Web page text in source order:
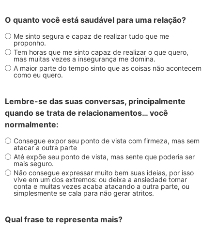
O quanto você está saudável para uma relação?
Me sinto segura e capaz de realizar tudo que me
proponho.
Tem horas que me sinto capaz de realizar o que quero,
mas muitas vezes a insegurança me domina.
A maior parte do tempo sinto que as coisas não acontecem
como eu quero.
Lembre-se das suas conversas, principalmente
quando se trata de relacionamentos… você
normalmente:
Consegue expor seu ponto de vista com firmeza, mas sem
atacar a outra parte
Até expõe seu ponto de vista, mas sente que poderia ser
mais seguro.
Não consegue expressar muito bem suas ideias, por isso
vive em um dos extremos: ou deixa a ansiedade tomar
conta e muitas vezes acaba atacando a outra parte, ou
simplesmente se cala para não gerar atritos.
Qual frase te representa mais?